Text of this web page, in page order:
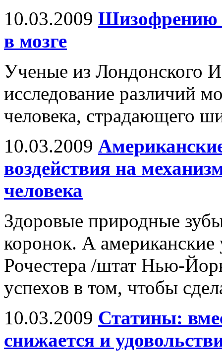
10.03.2009 Шизофрению
в мозге
Ученые из Лондонского
исследование различий
человека, страдающего
10.03.2009
воздействия на
человека
Здоровые природные
коронок. А американские
Рочестера /штат Нью-
успехов в том, чтобы
10.03.2009 Статины:
снижается и